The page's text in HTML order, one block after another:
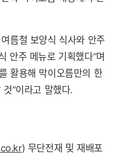
름철 보양식 식사와 안주
안주 메뉴로 기획했다”며
활용해 막이오름만의 한
”이라고 말했다.
) 무단전재 및 재배포